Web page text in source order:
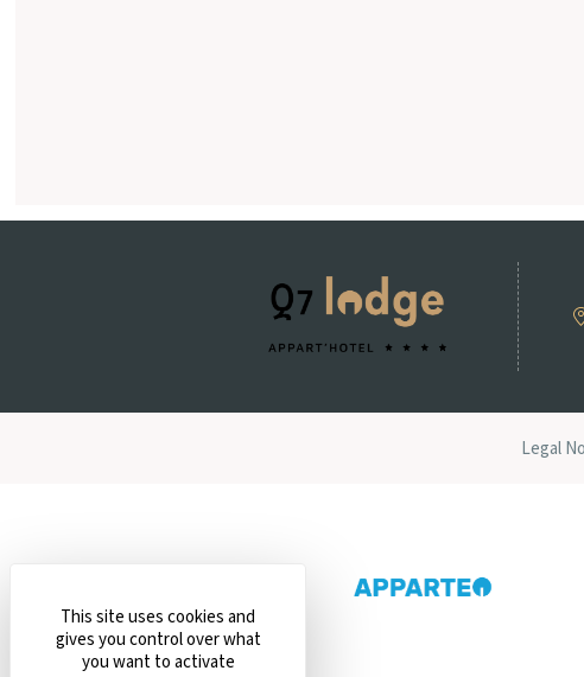
Legal
This site uses cookies and
gives you control over what
you want to activate